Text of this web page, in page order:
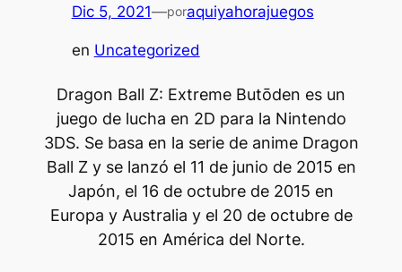
Dic 5, 2021—poraquiyahorajuegos
en Uncategorized
Dragon Ball Z: Extreme Butōden es un
juego de lucha en 2D para la Nintendo
3DS. Se basa en la serie de anime Dragon
Ball Z y se lanzó el 11 de junio de 2015 en
Japón, el 16 de octubre de 2015 en
Europa y Australia y el 20 de octubre de
2015 en América del Norte.